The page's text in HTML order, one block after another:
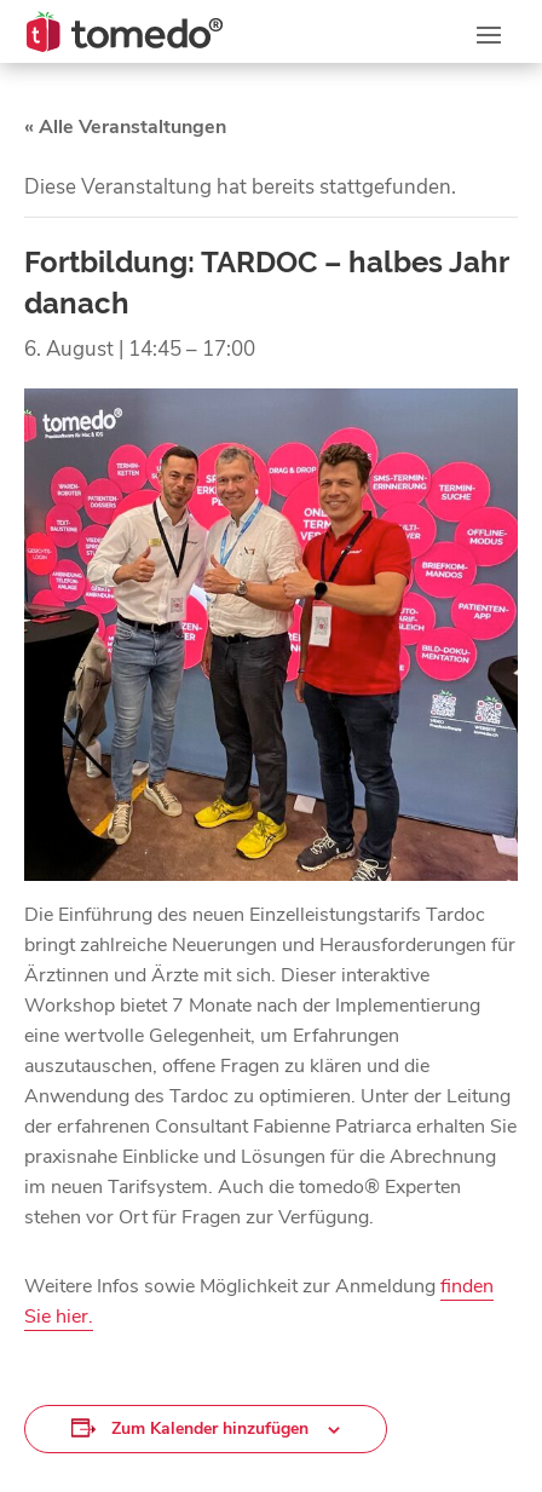
« Alle Veranstaltungen
Diese Veranstaltung hat bereits stattgefunden.
Fortbildung: TARDOC – halbes Jahr
danach
6. August | 14:45– 17:00
Die Einführung des neuen Einzelleistungstarifs Tardoc
bringt zahlreiche Neuerungen und Herausforderungen für
Ärztinnen und Ärzte mit sich. Dieser interaktive
Workshop bietet 7 Monate nach der Implementierung
eine wertvolle Gelegenheit, um Erfahrungen
auszutauschen, offene Fragen zu klären und die
Anwendung des Tardoc zu optimieren. Unter der Leitung
der erfahrenen Consultant Fabienne Patriarca erhalten Sie
praxisnahe Einblicke und Lösungen für die Abrechnung
im neuen Tarifsystem. Auch die tomedo® Experten
stehen vor Ort für Fragen zur Verfügung.
Weitere Infos sowie Möglichkeit zur Anmeldungfinden
Sie hier.
Zum Kalender hinzufügen